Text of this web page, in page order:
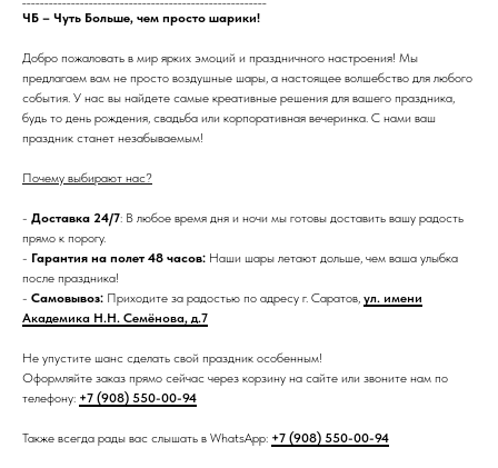
ЧБ – Чуть Больше, чем просто шарики!
Добро пожаловать в мир ярких эмоций и праздничного настроения! Мы
предлагаем вам не просто воздушные шары, а настоящее волшебство для любого
события. У нас вы найдете самые креативные решения для вашего праздника,
будь то день рождения, свадьба или корпоративная вечеринка. С нами ваш
праздник станет незабываемым!
Почему выбирают нас?
- Доставка 24/7: В любое время дня и ночи мы готовы доставить вашу радость
прямо к порогу.
- Гарантия на полет 48 часов: Наши шары летают дольше, чем ваша улыбка
после праздника!
- Самовывоз: Приходите за радостью по адресу г. Саратов, ул. имени
Академика Н.Н. Семёнова, д.7
Не упустите шанс сделать свой праздник особенным!
Оформляйте заказ прямо сейчас через корзину на сайте или звоните нам по
телефону: +7 (908) 550-00-94
Также всегда рады вас слышать в WhatsApp: +7 (908) 550-00-94